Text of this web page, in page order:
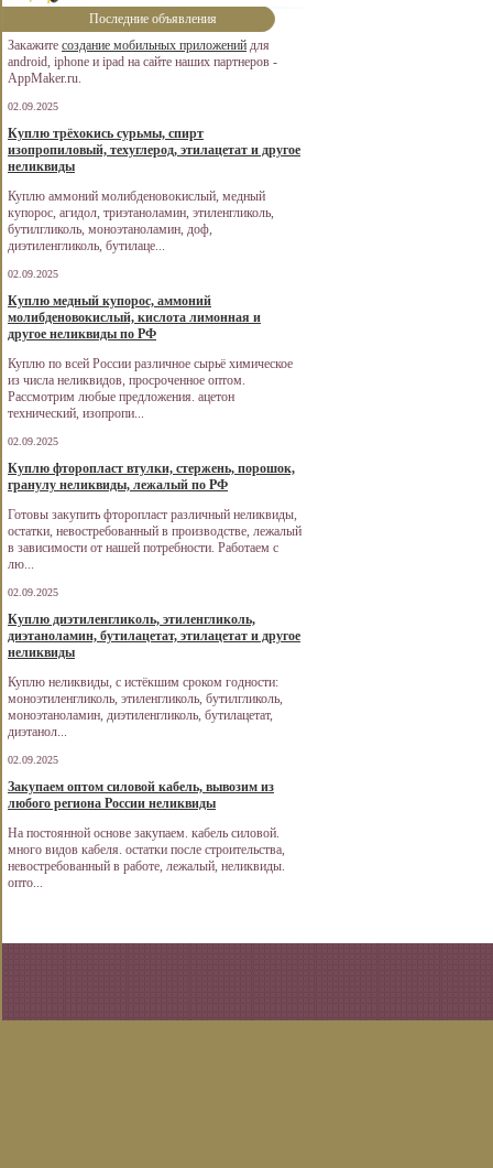
Последние объявления
Закажите создание мобильных приложений для
android, iphone и ipad на сайте наших партнеров -
AppMaker.ru.
02.09.2025
Куплю трёхокись сурьмы, спирт
изопропиловый, техуглерод, этилацетат и другое
неликвиды
Куплю аммоний молибденовокислый, медный
купорос, агидол, триэтаноламин, этиленгликоль,
бутилгликоль, моноэтаноламин, доф,
диэтиленгликоль, бутилаце...
02.09.2025
Куплю медный купорос, аммоний
молибденовокислый, кислота лимонная и
другое неликвиды по РФ
Куплю по всей России различное сырьё химическое
из числа неликвидов, просроченное оптом.
Рассмотрим любые предложения. ацетон
технический, изопропи...
02.09.2025
Куплю фторопласт втулки, стержень, порошок,
гранулу неликвиды, лежалый по РФ
Готовы закупить фторопласт различный неликвиды,
остатки, невостребованный в производстве, лежалый
в зависимости от нашей потребности. Работаем с
лю...
02.09.2025
Куплю диэтиленгликоль, этиленгликоль,
диэтаноламин, бутилацетат, этилацетат и другое
неликвиды
Куплю неликвиды, с истёкшим сроком годности:
моноэтиленгликоль, этиленгликоль, бутилгликоль,
моноэтаноламин, диэтиленгликоль, бутилацетат,
диэтанол...
02.09.2025
Закупаем оптом силовой кабель, вывозим из
любого региона России неликвиды
На постоянной основе закупаем. кабель силовой.
много видов кабеля. остатки после строительства,
невостребованный в работе, лежалый, неликвиды.
опто...